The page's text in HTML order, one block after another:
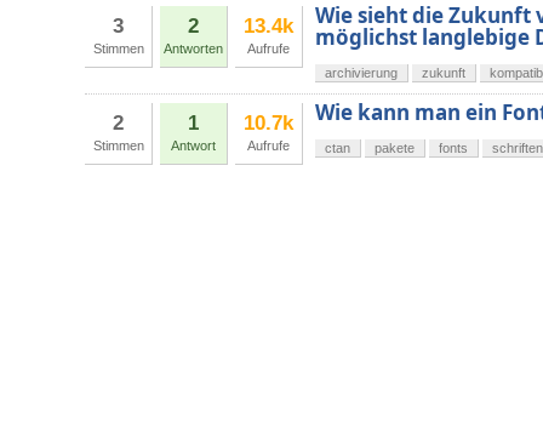
3
Stimmen
2
Antworten
13.4k
Aufrufe
Wie sieht die Zukunft
möglichst langlebige
archivierung zukunft
2
Stimmen
1
Antwort
10.7k
Aufrufe
Wie kann man ein
ctan pakete fonts schriften